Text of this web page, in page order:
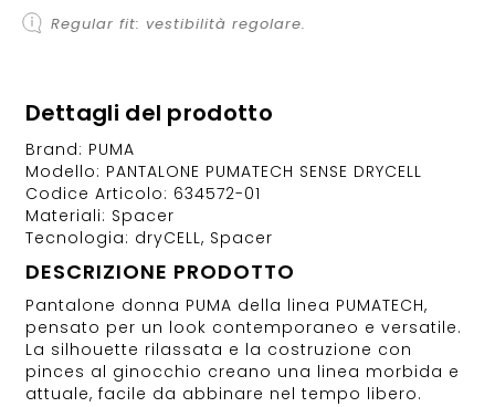
Regular fit: vestibilità regolare.
Dettagli del prodotto
Brand: PUMA
Modello: PANTALONE PUMATECH SENSE DRYCELL
Codice Articolo: 634572-01
Materiali: Spacer
Tecnologia: dryCELL, Spacer
DESCRIZIONE PRODOTTO
Pantalone donna PUMA della linea PUMATECH,
pensato per un look contemporaneo e versatile.
La silhouette rilassata e la costruzione con
pinces al ginocchio creano una linea morbida e
attuale, facile da abbinare nel tempo libero.